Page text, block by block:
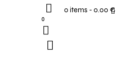
0 items - 0.00 €
0